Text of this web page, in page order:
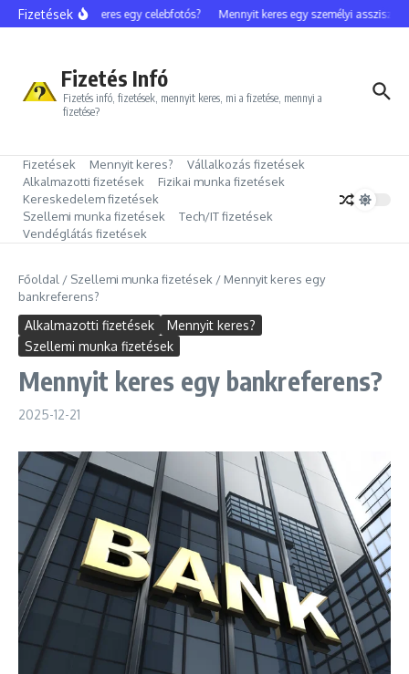
Ugrás a tartalomhoz
Fizetések
Mennyit keres egy celebfotós? Mennyit keres egy személyi asszisztens?
Fizetés Infó
Fizetés infó, fizetések, mennyit keres, mi a fizetése, mennyi a
fizetése?
Fizetések Mennyit keres?
Vállalkozás fizetések
Alkalmazotti fizetések
Fizikai munka fizetések
Kereskedelem fizetések
Szellemi munka fizetések
Tech/IT fizetések
Vendéglátás fizetések
Főoldal / Szellemi munka fizetések / Mennyit keres egy
bankreferens?
Alkalmazotti fizetések
Mennyit keres?
Szellemi munka fizetések
Mennyit keres egy bankreferens?
2025-12-21